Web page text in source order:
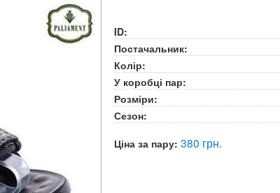
ID:
Постачальник:
Колір:
У коробці пар:
Розміри:
Сезон:
Ціна за пару: 380 грн.